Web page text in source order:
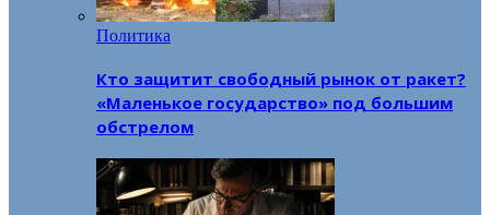
Политика
Кто защитит свободный рынок от ракет?
«Маленькое государство» под большим
обстрелом